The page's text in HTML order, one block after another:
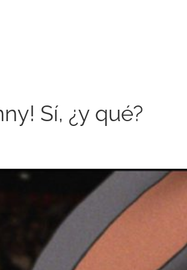
Sí, ¿y qué?